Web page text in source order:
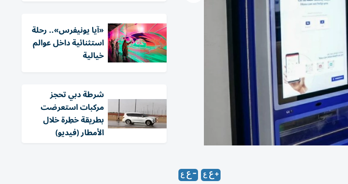
«آيا يونيفرس».. رحلة
استثنائية داخل عوالم
خيالية
شرطة دبي تحجز
مركبات استعرضت
بطريقة خطِرة خلال
الأمطار (فيديو)